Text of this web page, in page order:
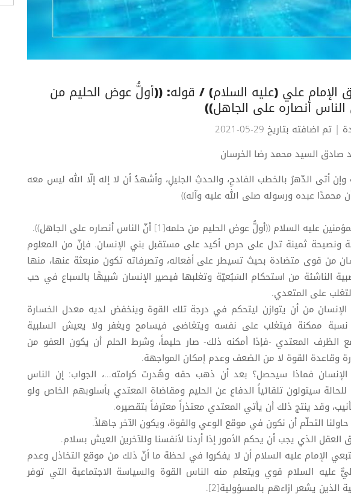
الإمام علي (عليه السلام) / قوله: ((أولُّ عوض الحليم من
أنصاره على الجاهل))
| تم اضافته بتاريخ 29-05-2021
صادق السيد محمد رضا الخرسان
وإن أتى الدّهرُ بالخطب الفادحِ، والحدثِ الجليلِ، وأشهدُ أن لا إله إلّا الله ليس معه
محمدًا عبده ورسوله صلى الله عليه وآله))
عليه السلام ((أولُّ عوض الحليم من حلمه[1] أنّ الناس أنصاره على الجاهل)).
ونصيحة ثمينة تدل على حرص أكيد على مستقبل بني الإنسان. فإنّ من المعلوم
من قوى متضادة بحيث تسيطر على أفعاله، وتصرفاته تكون منبعثة عنها، منها
الناشئة من استحكام السَبُعيّة وتغلبها فيصير الإنسان شبيهًا بالسباع في حب
على المتعدي.
الإنسان من أن يتوازن ليتحكم في درجة تلك القوة وينخفض لديه معدل الخسارة
ممكنة فيتغلب على نفسه ويتغاضى فيسامح ويغفر ولا يعيش السلبية
الظرف المعتدي -فإذا أمكنه ذلك- صار حليماً، وشرط الحلم أن يكون العفو من
وقاعدة القوة لا من الضعف وعدم إمكان المواجهة.
الإنسان فماذا سيحصل؟ بعد أن ذهب حقه وهُدرت كرامته...، الجواب: إن الناس
للحالة سيتولون تلقائياً الدفاع عن الحليم ومقاضاة المعتدي بأسلوبهم الخاص ولو
وقد ينتج ذلك أن يأتي المعتدي معتذراً معترفاً بتقصيره.
حاولنا التحلّم أن نكون في موقع الوعي والقوة، ويكون الآخر جاهلاً.
الذي يجب أن يحكم الأمور إذا أردنا لأنفسنا وللآخرين العيش بسلام.
الإمام عليه السلام أن لا يفكروا في لحظة ما أنّ ذلك من موقع التخاذل وعدم
عليه السلام قوي ويتعلم منه الناس القوة والسياسة الاجتماعية التي توفر
الذين يشعر ازاءهم بالمسؤولية[2].